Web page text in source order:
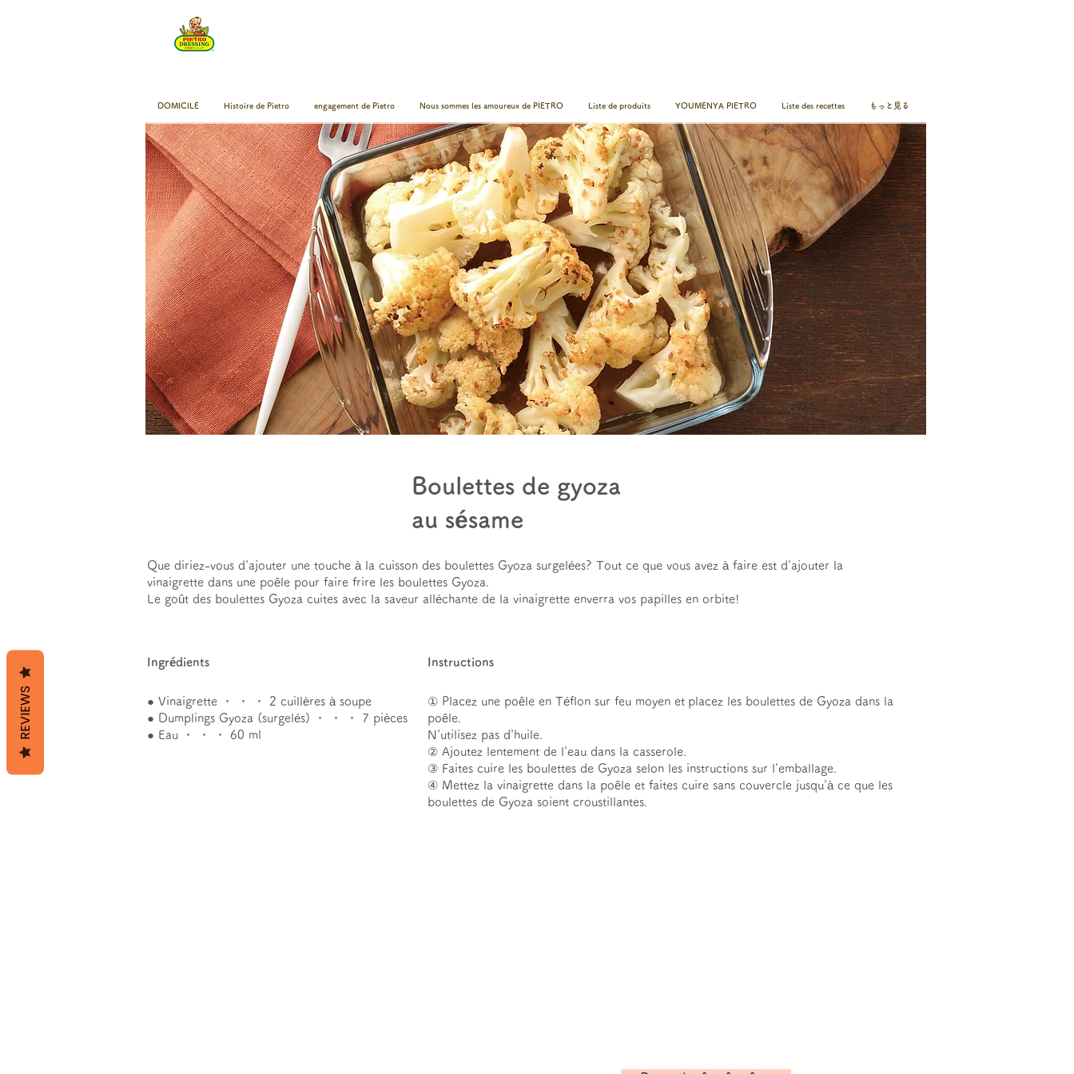
DOMICILE Histoire de Pietro engagement de Pietro Nous sommes les amoureux de PIETRO Liste de produits YOUMENYA PIETRO Liste des recettes もっと見る
Boulettes de gyoza
au sésame
Que diriez-vous d'ajouter une touche à la cuisson des boulettes Gyoza surgelées? Tout ce que vous avez à faire est d'ajouter la
vinaigrette dans une poêle pour faire frire les boulettes Gyoza.
Le goût des boulettes Gyoza cuites avec la saveur alléchante de la vinaigrette enverra vos papilles en orbite!
Ingrédients Instructions
● Vinaigrette ・ ・ ・ 2 cuillères à soupe
● Dumplings Gyoza (surgelés) ・ ・ ・ 7 pièces
● Eau ・ ・ ・ 60 ml
① Placez une poêle en Téflon sur feu moyen et placez les boulettes de Gyoza dans la
poêle.
N'utilisez pas d'huile.
② Ajoutez lentement de l'eau dans la casserole.
③ Faites cuire les boulettes de Gyoza selon les instructions sur l'emballage.
④ Mettez la vinaigrette dans la poêle et faites cuire sans couvercle jusqu'à ce que les
boulettes de Gyoza soient croustillantes.
REVIEWS